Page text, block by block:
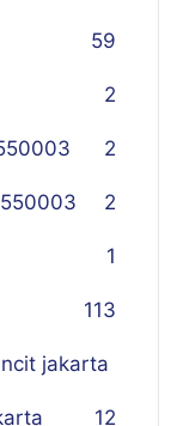
59
2
2
2
1
113
jakarta
12